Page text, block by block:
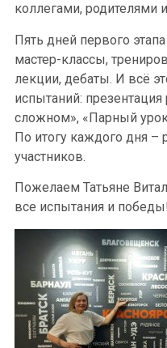
коллегами, родителями
Пять дней первого
мастер-классы,
лекции, дебаты. И всё
испытаний: презентация
сложном», «Парный
По итогу каждого дня –
участников.
Пожелаем Татьяне
все испытания и